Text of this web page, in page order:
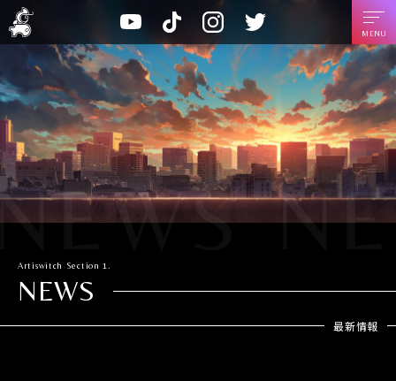
r
t
w
i
t
c
h
Y
u
t
b
e
T
i
k
T
o
k
I
n
s
a
g
a
m
T
i
t
e
r
Artiswitch Section 1.
NEWS
最新情報